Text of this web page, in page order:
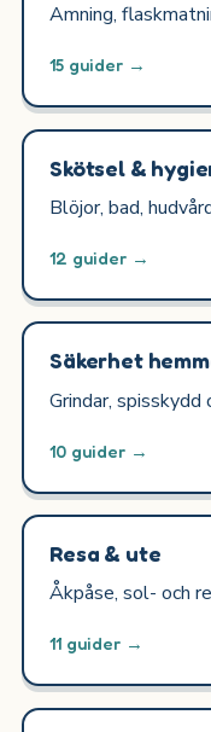
Amning,
15 guider →
Skötsel &
Blöjor, bad,
12 guider →
Säkerhet
Grindar, spisskydd
10 guider →
Resa & ute
Åkpåse, sol- och
11 guider →